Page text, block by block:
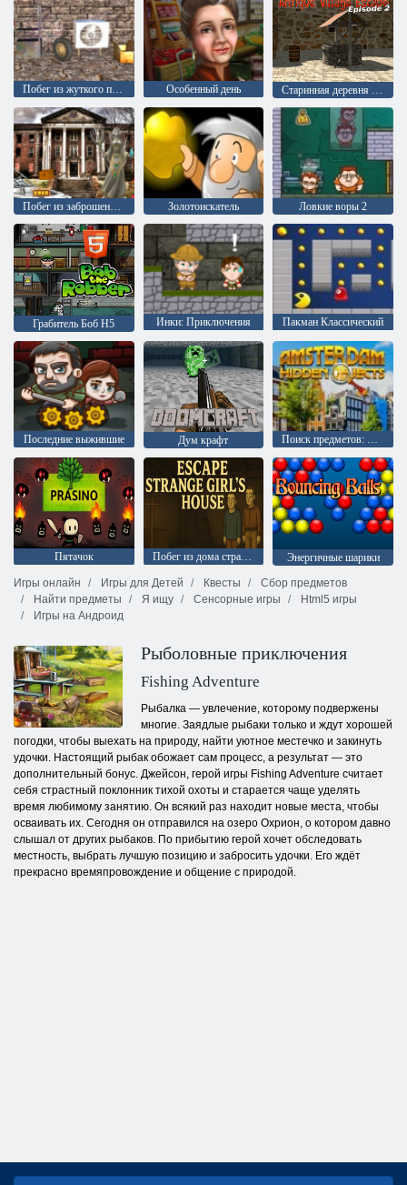
Побег из жуткого подвала: эпизод 1 Особенный день Старинная деревня 2: побег
Побег из заброшенного университета Золотоискатель Ловкие воры 2
Грабитель Боб H5 Инки: Приключения Пакман Классический
Последние выжившие Дум крафт Поиск предметов: Амстердам
Пятачок Побег из дома странной девушки
Энергичные шарики
Игры онлайн
Игры для Детей Квесты
Сбор предметов
Найти предметы
Я ищу Сенсорные игры
Html5 игры
Игры на Андроид
Рыболовные приключения
Fishing Adventure
Рыбалка — увлечение, которому подвержены
многие. Заядлые рыбаки только и ждут хорошей
погодки, чтобы выехать на природу, найти уютное местечко и закинуть
удочки. Настоящий рыбак обожает сам процесс, а результат — это
дополнительный бонус. Джейсон, герой игры Fishing Adventure считает
себя страстный поклонник тихой охоты и старается чаще уделять
время любимому занятию. Он всякий раз находит новые места, чтобы
осваивать их. Сегодня он отправился на озеро Охрион, о котором давно
слышал от других рыбаков. По прибытию герой хочет обследовать
местность, выбрать лучшую позицию и забросить удочки. Его ждёт
прекрасно времяпровождение и общение с природой.